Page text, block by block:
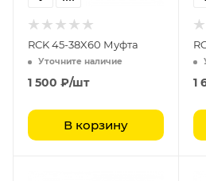
RCK 45-38X60 Муфта
Уточните наличие
1 500 ₽/шт
В корзину
1